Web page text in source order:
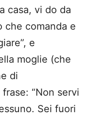
casa, vi do da
che comanda e
e
moglie (che
di
“Non servi
Sei fuori